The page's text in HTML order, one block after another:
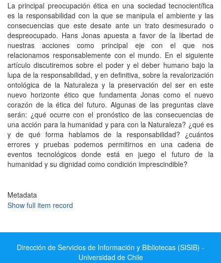
La principal preocupación ética en una sociedad tecnocientífica
es la responsabilidad con la que se manipula el ambiente y las
consecuencias que este desate ante un trato desmesurado o
despreocupado. Hans Jonas apuesta a favor de la libertad de
nuestras acciones como principal eje con el que nos
relacionamos responsablemente con el mundo. En el siguiente
artículo discutiremos sobre el poder y el deber humano bajo la
lupa de la responsabilidad, y en definitiva, sobre la revalorización
ontológica de la Naturaleza y la preservación del ser en este
nuevo horizonte ético que fundamenta Jonas como el nuevo
corazón de la ética del futuro. Algunas de las preguntas clave
serán: ¿qué ocurre con el pronóstico de las consecuencias de
una acción para la humanidad y para con la Naturaleza? ¿qué es
y de qué forma hablamos de la responsabilidad? ¿cuántos
errores y pruebas podemos permitirnos en una cadena de
eventos tecnológicos donde está en juego el futuro de la
humanidad y su dignidad como condición imprescindible?
Metadata
Show full item record
Dirección de Servicios de Información y Bibliotecas (SISIB) -
Universidad de Chile